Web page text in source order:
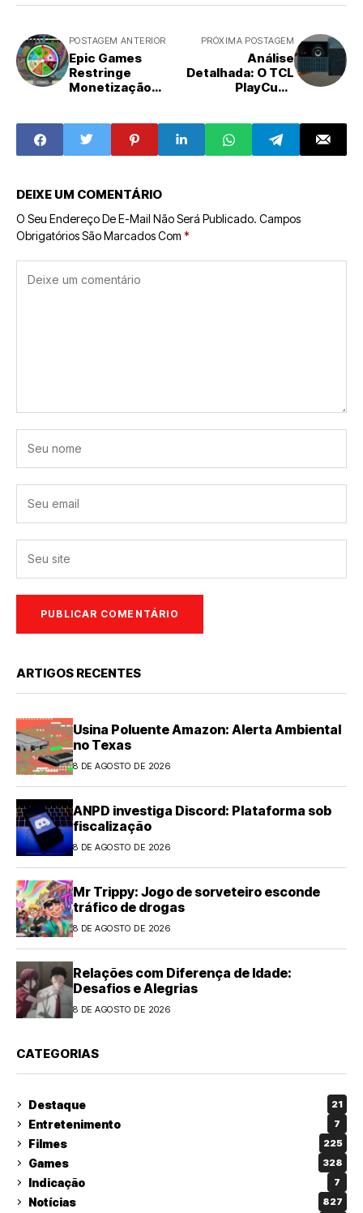
POSTAGEM ANTERIOR
Epic Games
Restringe
Monetização
a Controvérsia
Sobre Rodas de
Prêmios e Caixas
PRÓXIMA POSTAGEM
Análise
Detalhada: O TCL
PlayCube
Projeção Portátil
DEIXE UM COMENTÁRIO
O Seu Endereço De E-Mail Não Será Publicado. Campos
Obrigatórios São Marcados Com *
ARTIGOS RECENTES
Usina Poluente Amazon: Alerta Ambiental
no Texas
8 DE AGOSTO DE 2026
ANPD investiga Discord: Plataforma sob
fiscalização
8 DE AGOSTO DE 2026
Mr Trippy: Jogo de sorveteiro esconde
tráfico de drogas
8 DE AGOSTO DE 2026
Relações com Diferença de Idade:
Desafios e Alegrias
8 DE AGOSTO DE 2026
CATEGORIAS
Destaque 21
Entretenimento 7
Filmes 225
Games 328
Indicação 7
Notícias 827